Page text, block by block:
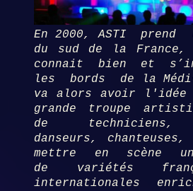
En 2000, ASTI
du sud de la
connait bien et
les bords de la
va alors avoir l'idée
grande troupe
de techniciens,
danseurs,
mettre en scène
de variétés
internationales